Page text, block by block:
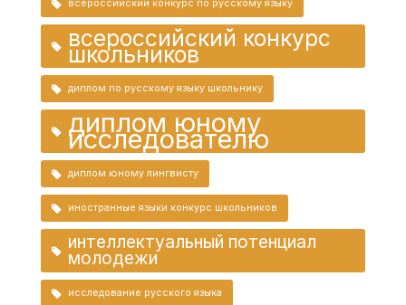
всероссийский конкурс по русскому языку
всероссийский конкурс
школьников
диплом по русскому языку школьнику
диплом юному
исследователю
диплом юному лингвисту
иностранные языки конкурс школьников
интеллектуальный потенциал
молодежи
исследование русского языка